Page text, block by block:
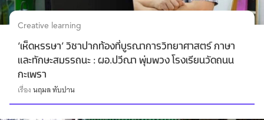
Creative learning
‘เห็ดหรรษา’ วิชาปากท้องที่บูรณาการวิทยาศาสตร์ ภาษา
และทักษะสมรรถนะ : ผอ.ปวีณา พุ่มพวง โรงเรียนวัดถนน
กะเพรา
เรื่องนฤมล ทับปาน